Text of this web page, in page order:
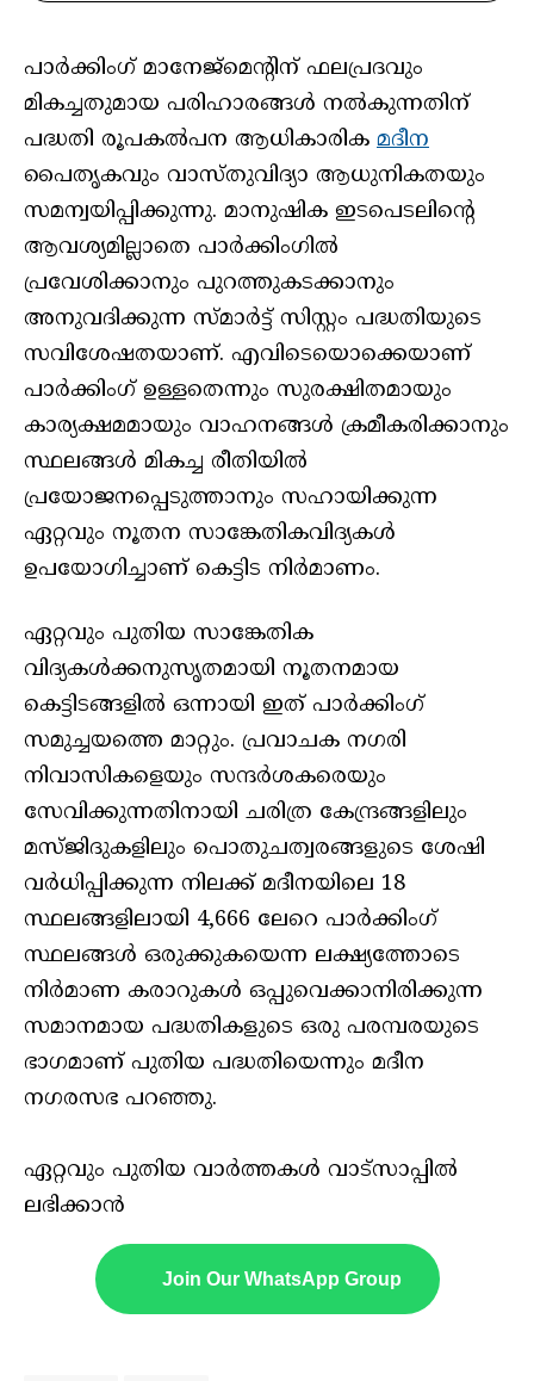
പാര്‍ക്കിംഗ് മാനേജ്‌മെന്റിന് ഫലപ്രദവും
മികച്ചതുമായ പരിഹാരങ്ങള്‍ നല്‍കുന്നതിന്
പദ്ധതി രൂപകല്‍പന ആധികാരിക മദീന
പൈതൃകവും വാസ്തുവിദ്യാ ആധുനികതയും
സമന്വയിപ്പിക്കുന്നു. മാനുഷിക ഇടപെടലിന്റെ
ആവശ്യമില്ലാതെ പാര്‍ക്കിംഗില്‍
പ്രവേശിക്കാനും പുറത്തുകടക്കാനും
അനുവദിക്കുന്ന സ്മാര്‍ട്ട് സിസ്റ്റം പദ്ധതിയുടെ
സവിശേഷതയാണ്. എവിടെയൊക്കെയാണ്
പാർക്കിംഗ് ഉള്ളതെന്നും സുരക്ഷിതമായും
കാര്യക്ഷമമായും വാഹനങ്ങള്‍ ക്രമീകരിക്കാനും
സ്ഥലങ്ങള്‍ മികച്ച രീതിയില്‍
പ്രയോജനപ്പെടുത്താനും സഹായിക്കുന്ന
ഏറ്റവും നൂതന സാങ്കേതികവിദ്യകള്‍
ഉപയോഗിച്ചാണ് കെട്ടിട നിർമാണം.
ഏറ്റവും പുതിയ സാങ്കേതിക
വിദ്യകള്‍ക്കനുസൃതമായി നൂതനമായ
കെട്ടിടങ്ങളില്‍ ഒന്നായി ഇത് പാര്‍ക്കിംഗ്
സമുച്ചയത്തെ മാറ്റും. പ്രവാചക നഗരി
നിവാസികളെയും സന്ദര്‍ശകരെയും
സേവിക്കുന്നതിനായി ചരിത്ര കേന്ദ്രങ്ങളിലും
മസ്ജിദുകളിലും പൊതുചത്വരങ്ങളുടെ ശേഷി
വര്‍ധിപ്പിക്കുന്ന നിലക്ക് മദീനയിലെ 18
സ്ഥലങ്ങളിലായി 4,666 ലേറെ പാര്‍ക്കിംഗ്
സ്ഥലങ്ങള്‍ ഒരുക്കുകയെന്ന ലക്ഷ്യത്തോടെ
നിര്‍മാണ കരാറുകള്‍ ഒപ്പുവെക്കാനിരിക്കുന്ന
സമാനമായ പദ്ധതികളുടെ ഒരു പരമ്പരയുടെ
ഭാഗമാണ് പുതിയ പദ്ധതിയെന്നും മദീന
നഗരസഭ പറഞ്ഞു.
ഏറ്റവും പുതിയ വാർത്തകൾ വാട്സാപ്പിൽ
ലഭിക്കാൻ
Join Our WhatsApp Group